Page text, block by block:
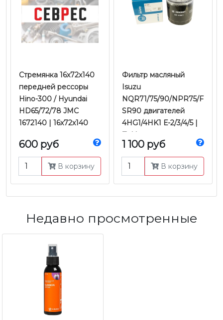
Стремянка 16x72x140
передней рессоры
Hino-300 / Hyundai
HD65/72/78 JMC
1672140 | 16x72x140
600 руб
В корзину
Фильтр масляный
Isuzu
NQR71/75/90/NPR75/F
SR90 двигателей
4HG1/4HK1 Е-2/3/4/5 |
Zekkert
1 100 руб
В корзину
Недавно просмотренные